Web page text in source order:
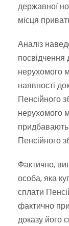
державної
місця
Аналіз
посвідчення
нерухомого
наявності
Пенсійного
нерухомого
Пенсійного
Фактично,
особа, яка
сплати
фактично
доказу його